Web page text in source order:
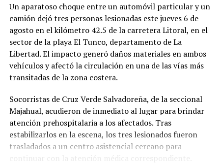
Un aparatoso choque entre un automóvil particular y un
camión dejó tres personas lesionadas este jueves 6 de
agosto en el kilómetro 42.5 de la carretera Litoral, en el
sector de la playa El Tunco, departamento de La
Libertad. El impacto generó daños materiales en ambos
vehículos y afectó la circulación en una de las vías más
transitadas de la zona costera.
Socorristas de Cruz Verde Salvadoreña, de la seccional
Majahual, acudieron de inmediato al lugar para brindar
atención prehospitalaria a los afectados. Tras
estabilizarlos en la escena, los tres lesionados fueron
trasladados a un centro asistencial cercano para
continuar con la atención médica correspondiente.